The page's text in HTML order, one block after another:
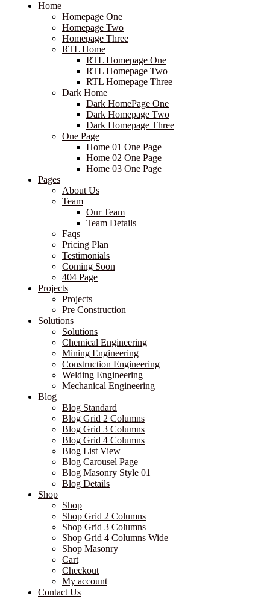
Home
Homepage One
Homepage Two
Homepage Three
RTL Home
RTL Homepage One
RTL Homepage Two
RTL Homepage Three
Dark Home
Dark HomePage One
Dark Homepage Two
Dark Homepage Three
One Page
Home 01 One Page
Home 02 One Page
Home 03 One Page
Pages
About Us
Team
Our Team
Team Details
Faqs
Pricing Plan
Testimonials
Coming Soon
404 Page
Projects
Projects
Pre Construction
Solutions
Solutions
Chemical Engineering
Mining Engineering
Construction Engineering
Welding Engineering
Mechanical Engineering
Blog
Blog Standard
Blog Grid 2 Columns
Blog Grid 3 Columns
Blog Grid 4 Columns
Blog List View
Blog Carousel Page
Blog Masonry Style 01
Blog Details
Shop
Shop
Shop Grid 2 Columns
Shop Grid 3 Columns
Shop Grid 4 Columns Wide
Shop Masonry
Cart
Checkout
My account
Contact Us